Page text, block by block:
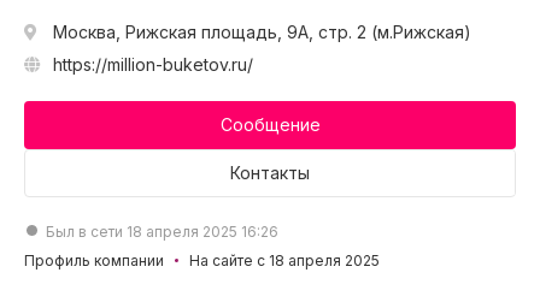
Москва, Рижская площадь, 9А, стр. 2 (м.Рижская)
https://million-buketov.ru/
Сообщение
Контакты
Был в сети 18 апреля 2025 16:26
Профиль компании
На сайте с 18 апреля 2025